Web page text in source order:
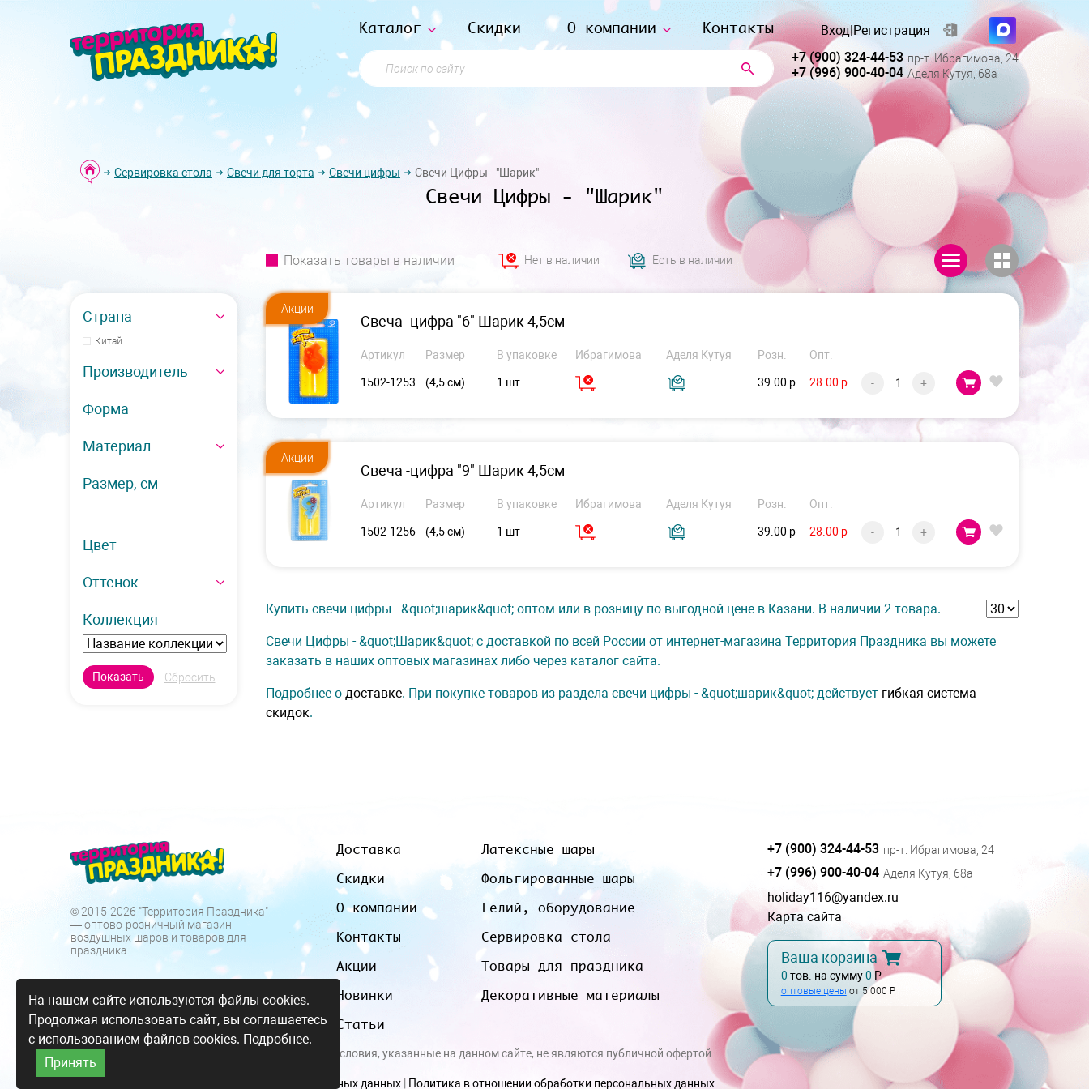
Каталог Скидки О компании Контакты
Поиск по сайту
Вход|Регистрация
+7 (900) 324-44-53 пр-т. Ибрагимова, 24
+7 (996) 900-40-04 Аделя Кутуя, 68а
Сервировка стола Свечи для торта Свечи цифры Свечи Цифры - "Шарик"
Свечи Цифры - "Шарик"
Страна
Китай
Производитель
Форма
Материал
Размер, см
Цвет
Оттенок
Коллекция
Показать товары в наличии Нет в наличии Есть в наличии
Свеча -цифра "6" Шарик 4,5см
Артикул Размер В упаковке Ибрагимова Аделя Кутуя Розн. Опт.
1502-1253 (4,5 см) 1 шт 39.00 р 28.00 р - +
Акции
Свеча -цифра "9" Шарик 4,5см
Артикул Размер В упаковке Ибрагимова Аделя Кутуя Розн. Опт.
1502-1256 (4,5 см) 1 шт 39.00 р 28.00 р - +
Акции
Купить свечи цифры - &quot;шарик&quot; оптом или в розницу по выгодной цене в Казани. В наличии 2 товара.
Свечи Цифры - &quot;Шарик&quot; с доставкой по всей России от интернет-магазина Территория Праздника вы можете
заказать в наших оптовых магазинах либо через каталог сайта.
Подробнее о доставке. При покупке товаров из раздела свечи цифры - &quot;шарик&quot; действует гибкая система
скидок.
© 2015-2026 "Территория Праздника"
— оптово-розничный магазин
воздушных шаров и товаров для
праздника.
Доставка
Скидки
О компании
Контакты
Акции
Новинки
Статьи
Латексные шары
Фольгированные шары
Гелий, оборудование
Сервировка стола
Товары для праздника
Декоративные материалы
+7 (900) 324-44-53 пр-т. Ибрагимова, 24
+7 (996) 900-40-04 Аделя Кутуя, 68а
holiday116@yandex.ru
Карта сайта
Ваша корзина
0 тов. на сумму0 Р
оптовые цены от 5 000 Р
Все цены и условия, указанные на данном сайте, не являются публичной офертой.
Согласие на обработку персональных данных| Политика в отношении обработки персональных данных
На нашем сайте используются файлы cookies.
Продолжая использовать сайт, вы соглашаетесь
с использованием файлов cookies. Подробнее.
Принять